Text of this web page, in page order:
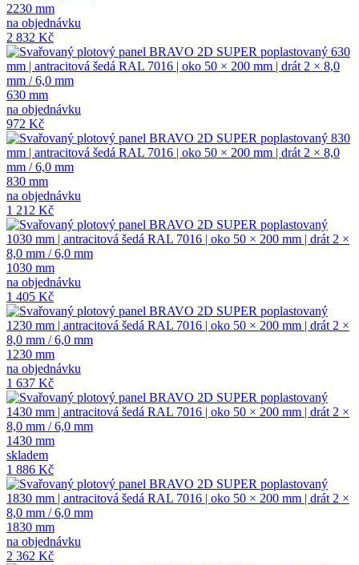
2230 mm
na objednávku
2 832 Kč
630 mm
na objednávku
972 Kč
830 mm
na objednávku
1 212 Kč
1030 mm
na objednávku
1 405 Kč
1230 mm
na objednávku
1 637 Kč
1430 mm
skladem
1 886 Kč
1830 mm
na objednávku
2 362 Kč